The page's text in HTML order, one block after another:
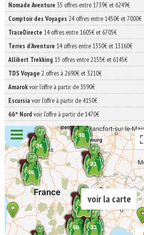
Nomade Aventure 35 offres entre 1739€ et 6249€
Comptoir des Voyages 24 offres entre 1450€ et 7000€
TraceDirecte 14 offres entre 1605€ et 6705€
Terres d'Aventure 14 offres entre 1330€ et 13160€
Allibert Trekking 13 offres entre 2155€ et 6145€
TDS Voyage 2 offres à 2690€ et 3210€
Amarokvoir l'offre à partir de 3590€
Escursia voir l'offre à partir de 4150€
66° Nord voir l'offre à partir de 1470€
voir la carte